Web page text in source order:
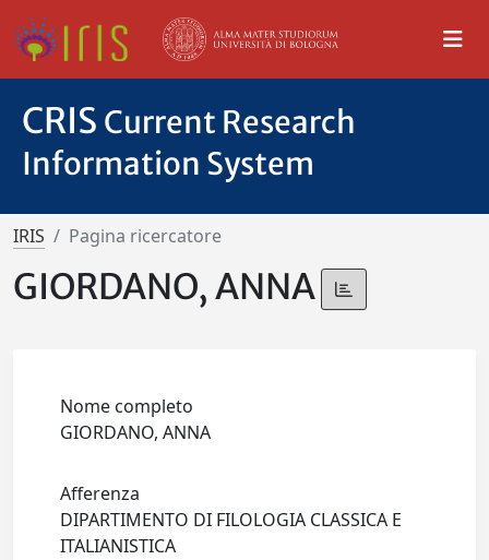
CRIS Current Research
Information System
IRIS Pagina ricercatore
GIORDANO, ANNA
Nome completo
GIORDANO, ANNA
Afferenza
DIPARTIMENTO DI FILOLOGIA CLASSICA E
ITALIANISTICA